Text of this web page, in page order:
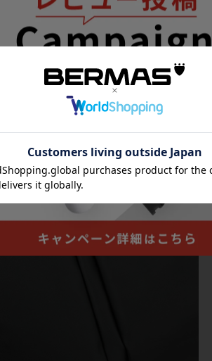
エステルの本体生地を採用。はっ水性や
を施した生地の表と裏の使い分けによりデ